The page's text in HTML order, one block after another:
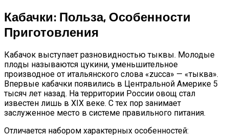
Кабачки: Польза, Особенности
Приготовления
Кабачок выступает разновидностью тыквы. Молодые
плоды называются цукини, уменьшительное
производное от итальянского слова «zucca» — «тыква».
Впервые кабачки появились в Центральной Америке 5
тысяч лет назад. На территории России овощ стал
известен лишь в XIX веке. С тех пор занимает
заслуженное место в системе правильного питания.
Отличается набором характерных особенностей: